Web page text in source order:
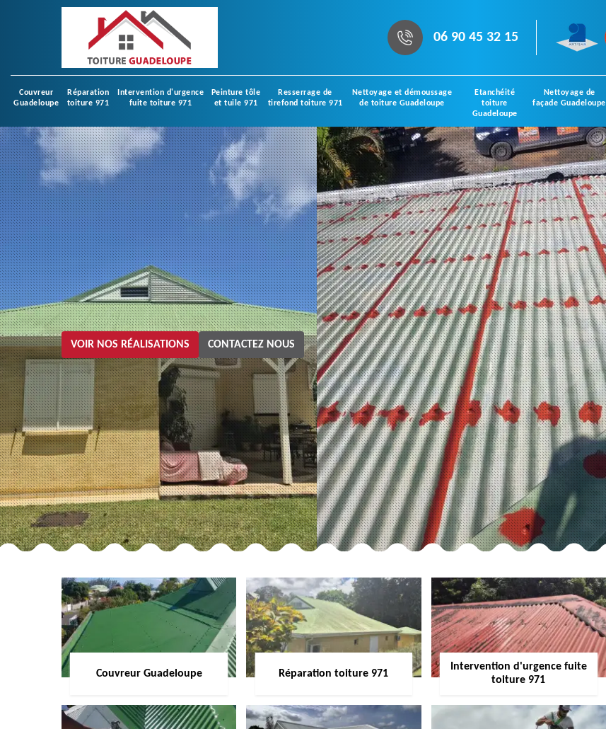
06 90 45 32 15
Couvreur
Guadeloupe
Réparation
toiture 971
Intervention d'urgence
fuite toiture 971
Peinture tôle
et tuile 971
Resserrage de
tirefond toiture 971
Nettoyage et démoussage
de toiture Guadeloupe
Etanchéité
toiture
Guadeloupe
Nettoyage de
façade Guadeloupe
VOIR NOS RÉALISATIONS CONTACTEZ NOUS
Couvreur Guadeloupe Réparation toiture 971
Intervention d'urgence fuite
toiture 971